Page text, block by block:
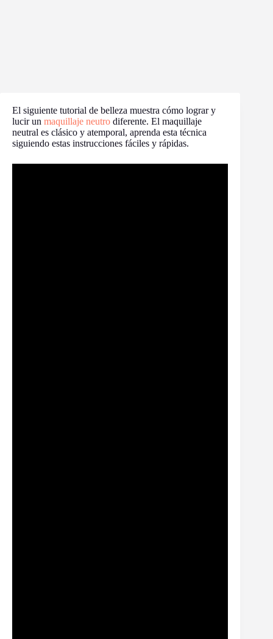
El siguiente tutorial de belleza muestra cómo lograr y
lucir un maquillaje neutro diferente. El maquillaje
neutral es clásico y atemporal, aprenda esta técnica
siguiendo estas instrucciones fáciles y rápidas.